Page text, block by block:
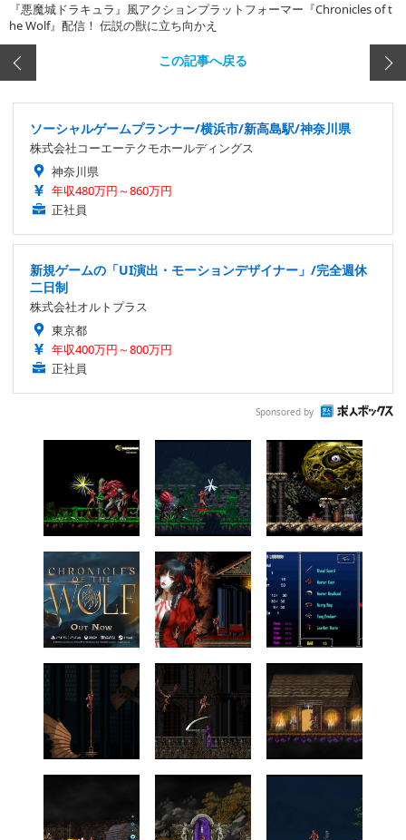
『悪魔城ドラキュラ』風アクションプラットフォーマー『Chronicles of t
he Wolf』配信！ 伝説の獣に立ち向かえ
この記事へ戻る
ソーシャルゲームプランナー/横浜市/新高島駅/神奈川県
株式会社コーエーテクモホールディングス
神奈川県
年収480万円～860万円
正社員
新規ゲームの「UI演出・モーションデザイナー」/完全週休
二日制
株式会社オルトプラス
東京都
年収400万円～800万円
正社員
Sponsored by